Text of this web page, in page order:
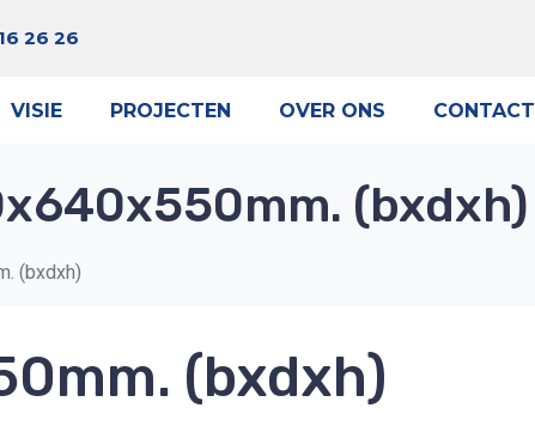
26 26
VISIE PROJECTEN OVER ONS CONTACT
(bxdxh)
(bxdxh)
(bxdxh)